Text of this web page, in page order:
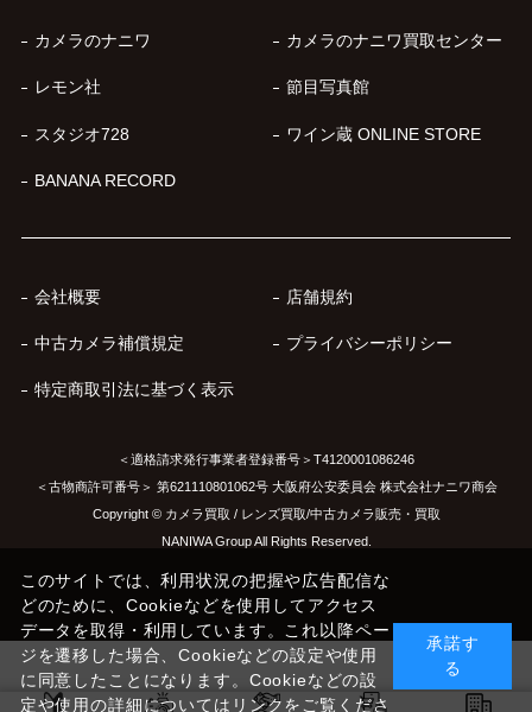
カメラのナニワ カメラのナニワ買取センター
レモン社 節目写真館
スタジオ728 ワイン蔵 ONLINE STORE
BANANA RECORD
会社概要 店舗規約
中古カメラ補償規定 プライバシーポリシー
特定商取引法に基づく表示
＜適格請求発行事業者登録番号＞T4120001086246
＜古物商許可番号＞ 第621110801062号 大阪府公安委員会 株式会社ナニワ商会
Copyright © カメラ買取 / レンズ買取/中古カメラ販売・買取
NANIWA Group All Rights Reserved.
このサイトでは、利用状況の把握や広告配信な
どのために、Cookieなどを使用してアクセス
データを取得・利用しています。これ以降ペー
ジを遷移した場合、Cookieなどの設定や使用
に同意したことになります。Cookieなどの設
定や使用の詳細についてはリンクをご覧くださ
承諾す
る